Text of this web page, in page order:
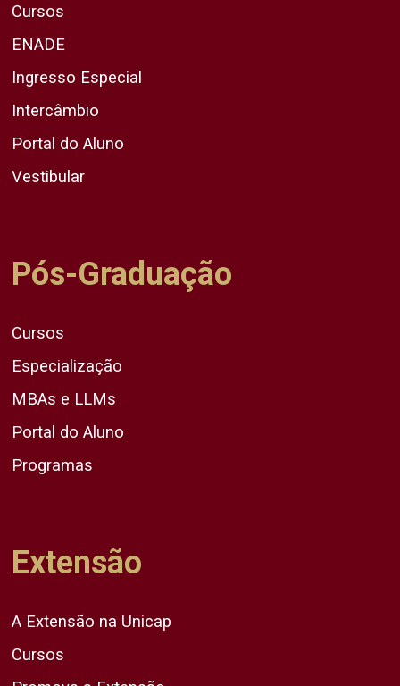
Cursos
ENADE
Ingresso Especial
Intercâmbio
Portal do Aluno
Vestibular
Pós-Graduação
Cursos
Especialização
MBAs e LLMs
Portal do Aluno
Programas
Extensão
A Extensão na Unicap
Cursos